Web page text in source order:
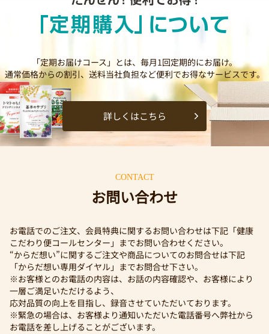
「定期お届けコース」とは、毎月1回定期的にお届け。
通常価格からの割引、送料当社負担など便利でお得なサービスです。
詳しくはこちら
CONTACT
お問い合わせ
お電話でのご注文、会員特典に関するお問い合わせは下記「健康
こだわり便コールセンター」までお問い合わせください。
“からだ想い”に関するご注文や商品についてのお問合せは下記
「からだ想い専用ダイヤル」までお問合せ下さい。
※お客様とのお電話の内容は、お話の内容確認や、お客様により
一層ご満足いただけるよう、
応対品質の向上を目指し、録音させていただいております。
※緊急の場合は、お客様より通知いただいた電話番号へ弊社から
お電話を差し上げることがございます。